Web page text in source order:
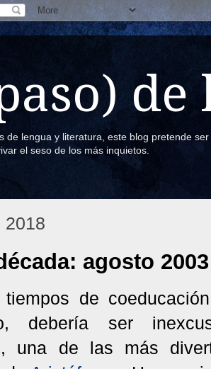
de
de lengua y literatura, este blog pretende
el seso de los más inquietos.
2018
agosto 2003
tiempos de
debería ser
, una de las más